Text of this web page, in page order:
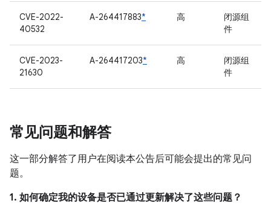
CVE-2022-
40532
A-264417883* 高
闭源组
件
CVE-2023-
21630
A-264417203* 高
闭源组
件
常见问题和解答
这一部分解答了用户在阅读本公告后可能会提出的常见问
题。
1. 如何确定我的设备是否已通过更新解决了这些问题？